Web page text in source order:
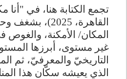
تجمع الكتابة هنا، في "أنا
القاهرة، 2025)،
المكان/ الأمكنة،
غير مستوى، أبرزها
التاريخيّ والمعرفيّ، ثم
الذي يعيشه سكّان هذا